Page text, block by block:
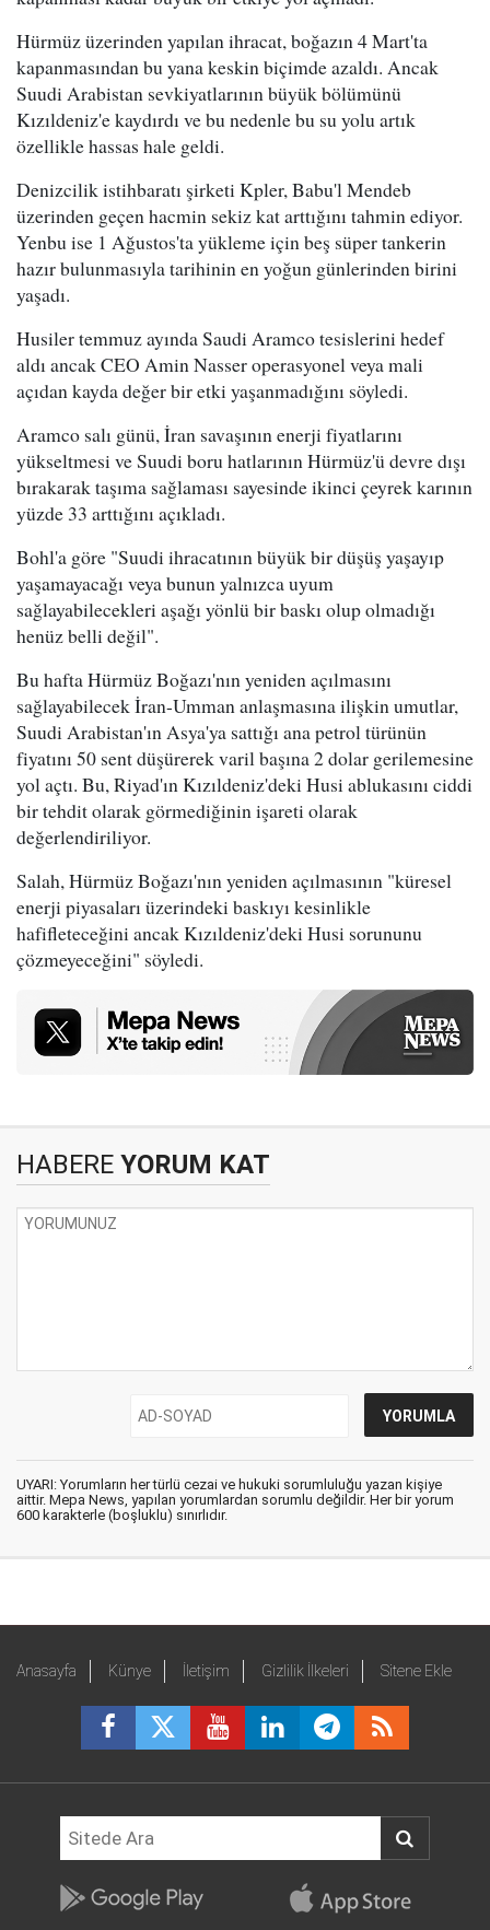
Hürmüz üzerinden yapılan ihracat, boğazın 4 Mart'ta
kapanmasından bu yana keskin biçimde azaldı. Ancak
Suudi Arabistan sevkiyatlarının büyük bölümünü
Kızıldeniz'e kaydırdı ve bu nedenle bu su yolu artık
özellikle hassas hale geldi.
Denizcilik istihbaratı şirketi Kpler, Babu'l Mendeb
üzerinden geçen hacmin sekiz kat arttığını tahmin ediyor.
Yenbu ise 1 Ağustos'ta yükleme için beş süper tankerin
hazır bulunmasıyla tarihinin en yoğun günlerinden birini
yaşadı.
Husiler temmuz ayında Saudi Aramco tesislerini hedef
aldı ancak CEO Amin Nasser operasyonel veya mali
açıdan kayda değer bir etki yaşanmadığını söyledi.
Aramco salı günü, İran savaşının enerji fiyatlarını
yükseltmesi ve Suudi boru hatlarının Hürmüz'ü devre dışı
bırakarak taşıma sağlaması sayesinde ikinci çeyrek karının
yüzde 33 arttığını açıkladı.
Bohl'a göre "Suudi ihracatının büyük bir düşüş yaşayıp
yaşamayacağı veya bunun yalnızca uyum
sağlayabilecekleri aşağı yönlü bir baskı olup olmadığı
henüz belli değil".
Bu hafta Hürmüz Boğazı'nın yeniden açılmasını
sağlayabilecek İran-Umman anlaşmasına ilişkin umutlar,
Suudi Arabistan'ın Asya'ya sattığı ana petrol türünün
fiyatını 50 sent düşürerek varil başına 2 dolar gerilemesine
yol açtı. Bu, Riyad'ın Kızıldeniz'deki Husi ablukasını ciddi
bir tehdit olarak görmediğinin işareti olarak
değerlendiriliyor.
Salah, Hürmüz Boğazı'nın yeniden açılmasının "küresel
enerji piyasaları üzerindeki baskıyı kesinlikle
hafifleteceğini ancak Kızıldeniz'deki Husi sorununu
çözmeyeceğini" söyledi.
HABERE YORUM KAT
UYARI: Yorumların her türlü cezai ve hukuki sorumluluğu yazan kişiye
aittir. Mepa News, yapılan yorumlardan sorumlu değildir. Her bir yorum
600 karakterle (boşluklu) sınırlıdır.
Anasayfa Künye İletişim Gizlilik İlkeleri Sitene Ekle